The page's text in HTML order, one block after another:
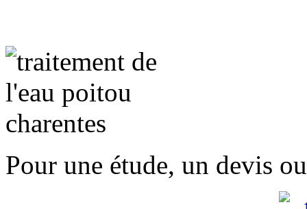
Pour une étude, un devis